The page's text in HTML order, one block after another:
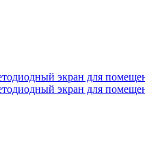
экран для
экран для